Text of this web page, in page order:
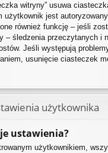
witryny” usuwa
użytkownik jest
również funkcję – jeśli
– śledzenia przeczytanych i
Jeśli występują
usunięcie ciasteczek
użytkownika
ustawienia?
użytkownikiem,